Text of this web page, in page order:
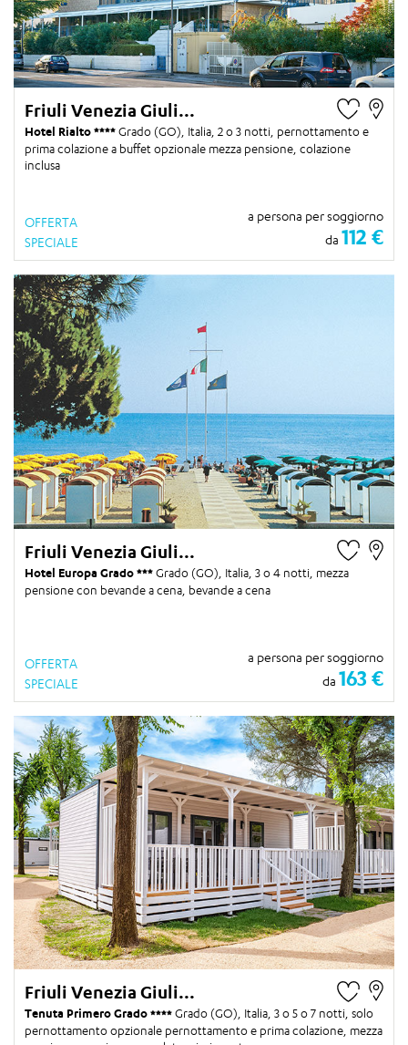
Friuli Venezia Giuli...
Hotel Rialto Grado (GO), Italia, 2 o 3 notti , pernottamento e
prima colazione a buffet opzionale mezza pensione, colazione
inclusa
OFFERTA
SPECIALE
a persona per soggiorno
da 112 €
Friuli Venezia Giuli...
Hotel Europa Grado Grado (GO), Italia, 3 o 4 notti , mezza
pensione con bevande a cena, bevande a cena
OFFERTA
SPECIALE
a persona per soggiorno
da 163 €
Friuli Venezia Giuli...
Tenuta Primero Grado Grado (GO), Italia, 3 o 5 o 7 notti, solo
pernottamento opzionale pernottamento e prima colazione, mezza